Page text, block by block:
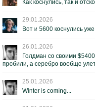
Как коснулись, так и
29.01.2026
Вот и 5600 коснулись
26.01.2026
Голдман со своими
пробили, а серебро вообще
25.01.2026
Winter is coming...